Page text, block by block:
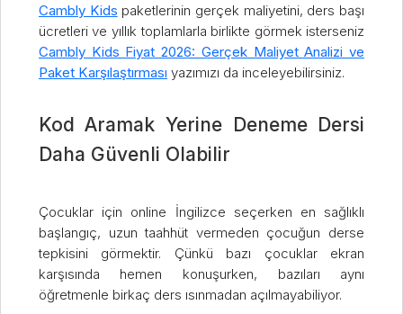
Cambly Kids paketlerinin gerçek maliyetini, ders başı
ücretleri ve yıllık toplamlarla birlikte görmek isterseniz
Cambly Kids Fiyat 2026: Gerçek Maliyet Analizi ve
Paket Karşılaştırması yazımızı da inceleyebilirsiniz.
Kod Aramak Yerine Deneme Dersi
Daha Güvenli Olabilir
Çocuklar için online İngilizce seçerken en sağlıklı
başlangıç, uzun taahhüt vermeden çocuğun derse
tepkisini görmektir. Çünkü bazı çocuklar ekran
karşısında hemen konuşurken, bazıları aynı
öğretmenle birkaç ders ısınmadan açılmayabiliyor.